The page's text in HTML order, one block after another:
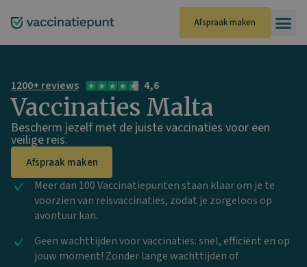
naar
Afspraak maken
1200+ reviews 4,6
Vaccinaties Malta
Bescherm jezelf met de juiste vaccinaties voor een
veilige reis.
Afspraak maken
Meer dan 100 Vaccinatiepunten staan klaar om je te
voorzien van reisvaccinaties, zodat je zorgeloos op
avontuur kan.
Geen wachttijden voor vaccinaties: snel, efficiënt en op
jouw moment! Zonder lange wachttijden of